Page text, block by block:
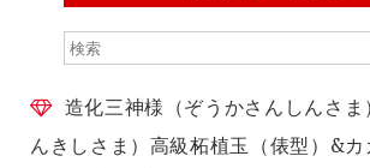
造化三神様（ぞうかさんしんさま
んきしさま）高級柘植玉（俵型）&